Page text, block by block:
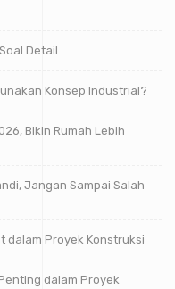
Detail
Konsep Industrial?
Bikin Rumah Lebih
Jangan Sampai Salah
dalam Proyek Konstruksi
dalam Proyek